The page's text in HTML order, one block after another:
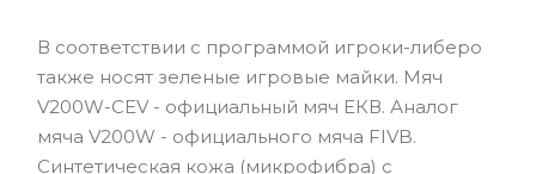
В соответствии с программой игроки-либеро
также носят зеленые игровые майки. Мяч
V200W-CEV - официальный мяч ЕКВ. Аналог
мяча V200W - официального мяча FIVB.
Синтетическая кожа (микрофибра) с